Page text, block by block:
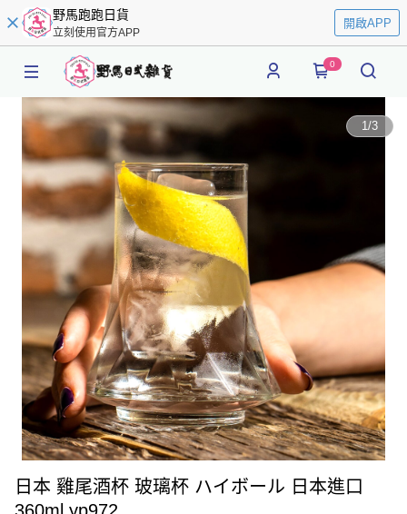
野馬跑跑日貨
立刻使用官方APP
開啟APP
0
1/3
日本 雞尾酒杯 玻璃杯 ハイボール 日本進口